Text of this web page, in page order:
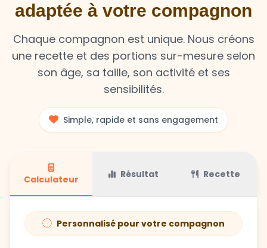
adaptée à votre compagnon
Chaque compagnon est unique. Nous créons
une recette et des portions sur-mesure selon
son âge, sa taille, son activité et ses
sensibilités.
Simple, rapide et sans engagement
Calculateur Résultat Recette
Personnalisé pour votre compagnon